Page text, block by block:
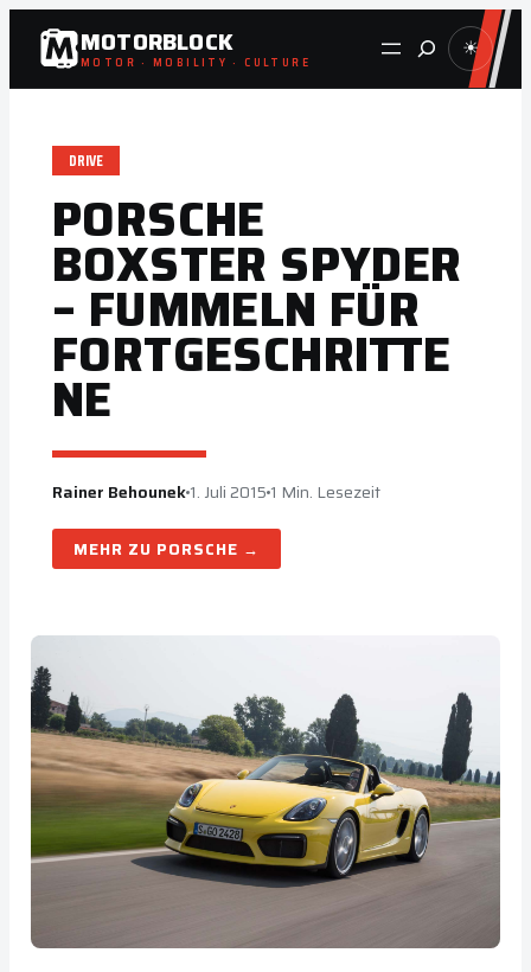
Zum
Inhalt
springen
MOTORBLOCK
MOTOR · MOBILITY · CULTURE Suche ☀
DRIVE
PORSCHE
BOXSTER SPYDER
– FUMMELN FÜR
FORTGESCHRITTE
NE
Rainer Behounek1. Juli 2015 1 Min. Lesezeit
PORSCHE